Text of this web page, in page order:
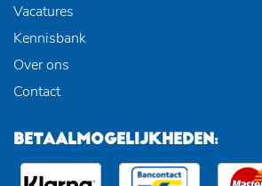
Vacatures
Kennisbank
Over ons
Contact
BETAALMOGELIJKHEDEN: